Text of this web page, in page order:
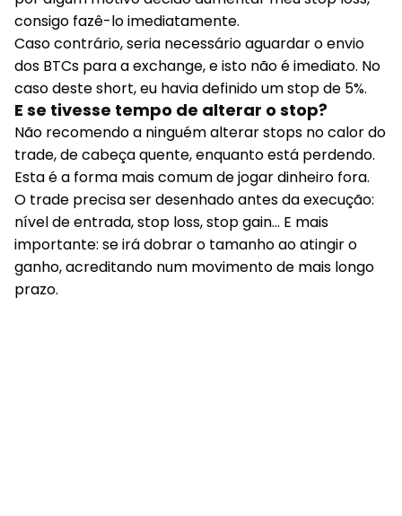
consigo fazê-lo imediatamente.
Caso contrário, seria necessário aguardar o envio
dos BTCs para a exchange, e isto não é imediato. No
caso deste short, eu havia definido um stop de 5%.
E se tivesse tempo de alterar o stop?
Não recomendo a ninguém alterar stops no calor do
trade, de cabeça quente, enquanto está perdendo.
Esta é a forma mais comum de jogar dinheiro fora.
O trade precisa ser desenhado antes da execução:
nível de entrada, stop loss, stop gain… E mais
importante: se irá dobrar o tamanho ao atingir o
ganho, acreditando num movimento de mais longo
prazo.